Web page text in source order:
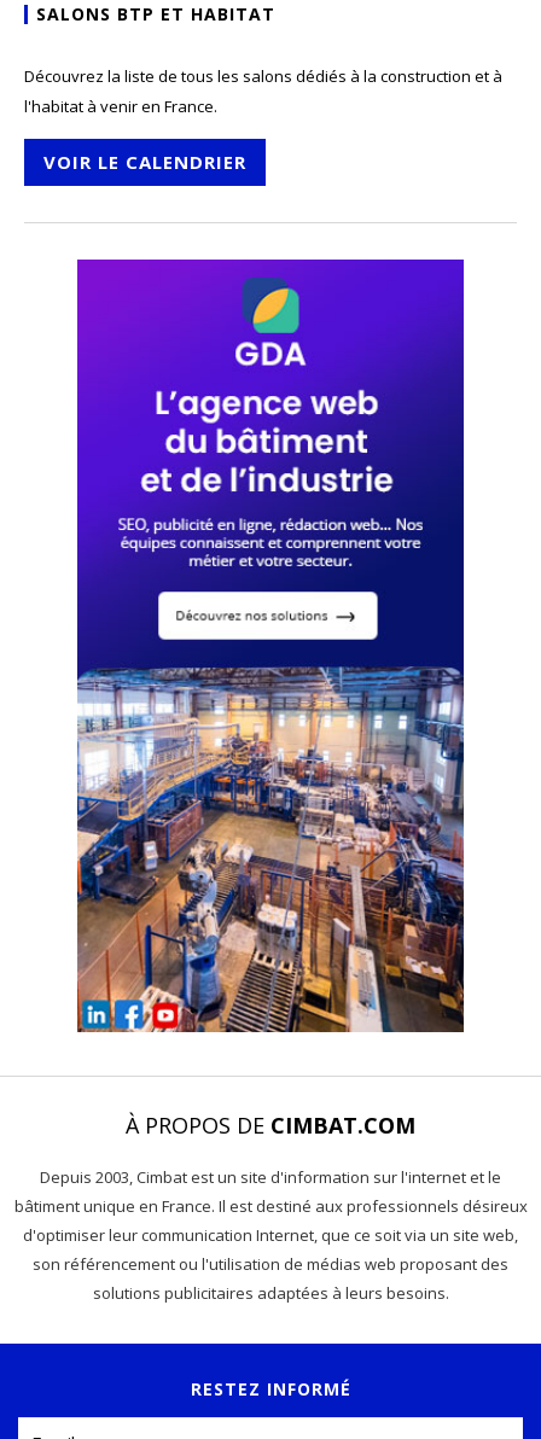
SALONS BTP ET HABITAT
Découvrez la liste de tous les salons dédiés à la construction et à
l'habitat à venir en France.
VOIR LE CALENDRIER
À PROPOS DE CIMBAT.COM
Depuis 2003, Cimbat est un site d'information sur l'internet et le
bâtiment unique en France. Il est destiné aux professionnels désireux
d'optimiser leur communication Internet, que ce soit via un site web,
son référencement ou l'utilisation de médias web proposant des
solutions publicitaires adaptées à leurs besoins.
RESTEZ INFORMÉ